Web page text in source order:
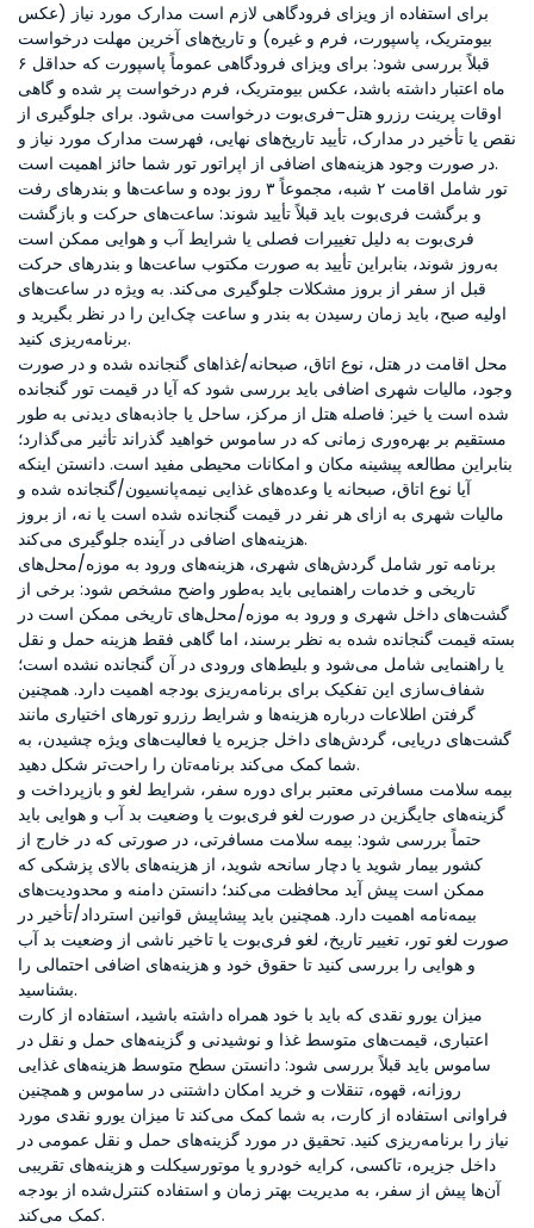
برای استفاده از ویزای فرودگاهی لازم است مدارک مورد نیاز (عکس
بیومتریک، پاسپورت، فرم و غیره) و تاریخ‌های آخرین مهلت درخواست
قبلاً بررسی شود: برای ویزای فرودگاهی عموماً پاسپورت که حداقل ۶
ماه اعتبار داشته باشد، عکس بیومتریک، فرم درخواست پر شده و گاهی
اوقات پرینت رزرو هتل–فری‌بوت درخواست می‌شود. برای جلوگیری از
نقص یا تأخیر در مدارک، تأیید تاریخ‌های نهایی، فهرست مدارک مورد نیاز و
در صورت وجود هزینه‌های اضافی از اپراتور تور شما حائز اهمیت است.
تور شامل اقامت ۲ شبه، مجموعاً ۳ روز بوده و ساعت‌ها و بندرهای رفت
و برگشت فری‌بوت باید قبلاً تأیید شوند: ساعت‌های حرکت و بازگشت
فری‌بوت به دلیل تغییرات فصلی یا شرایط آب و هوایی ممکن است
به‌روز شوند، بنابراین تأیید به صورت مکتوب ساعت‌ها و بندرهای حرکت
قبل از سفر از بروز مشکلات جلوگیری می‌کند. به ویژه در ساعت‌های
اولیه صبح، باید زمان رسیدن به بندر و ساعت چک‌این را در نظر بگیرید و
برنامه‌ریزی کنید.
محل اقامت در هتل، نوع اتاق، صبحانه/غذاهای گنجانده شده و در صورت
وجود، مالیات شهری اضافی باید بررسی شود که آیا در قیمت تور گنجانده
شده است یا خیر: فاصله هتل از مرکز، ساحل یا جاذبه‌های دیدنی به طور
مستقیم بر بهره‌وری زمانی که در ساموس خواهید گذراند تأثیر می‌گذارد؛
بنابراین مطالعه پیشینه مکان و امکانات محیطی مفید است. دانستن اینکه
آیا نوع اتاق، صبحانه یا وعده‌های غذایی نیمه‌پانسیون/گنجانده شده و
مالیات شهری به ازای هر نفر در قیمت گنجانده شده است یا نه، از بروز
هزینه‌های اضافی در آینده جلوگیری می‌کند.
برنامه تور شامل گردش‌های شهری، هزینه‌های ورود به موزه/محل‌های
تاریخی و خدمات راهنمایی باید به‌طور واضح مشخص شود: برخی از
گشت‌های داخل شهری و ورود به موزه/محل‌های تاریخی ممکن است در
بسته قیمت گنجانده شده به نظر برسند، اما گاهی فقط هزینه حمل و نقل
یا راهنمایی شامل می‌شود و بلیط‌های ورودی در آن گنجانده نشده است؛
شفاف‌سازی این تفکیک برای برنامه‌ریزی بودجه اهمیت دارد. همچنین
گرفتن اطلاعات درباره هزینه‌ها و شرایط رزرو تورهای اختیاری مانند
گشت‌های دریایی، گردش‌های داخل جزیره یا فعالیت‌های ویژه چشیدن، به
شما کمک می‌کند برنامه‌تان را راحت‌تر شکل دهید.
بیمه سلامت مسافرتی معتبر برای دوره سفر، شرایط لغو و بازپرداخت و
گزینه‌های جایگزین در صورت لغو فری‌بوت یا وضعیت بد آب و هوایی باید
حتماً بررسی شود: بیمه سلامت مسافرتی، در صورتی که در خارج از
کشور بیمار شوید یا دچار سانحه شوید، از هزینه‌های بالای پزشکی که
ممکن است پیش آید محافظت می‌کند؛ دانستن دامنه و محدودیت‌های
بیمه‌نامه اهمیت دارد. همچنین باید پیشاپیش قوانین استرداد/تأخیر در
صورت لغو تور، تغییر تاریخ، لغو فری‌بوت یا تاخیر ناشی از وضعیت بد آب
و هوایی را بررسی کنید تا حقوق خود و هزینه‌های اضافی احتمالی را
بشناسید.
میزان یورو نقدی که باید با خود همراه داشته باشید، استفاده از کارت
اعتباری، قیمت‌های متوسط غذا و نوشیدنی و گزینه‌های حمل و نقل در
ساموس باید قبلاً بررسی شود: دانستن سطح متوسط هزینه‌های غذایی
روزانه، قهوه، تنقلات و خرید امکان داشتنی در ساموس و همچنین
فراوانی استفاده از کارت، به شما کمک می‌کند تا میزان یورو نقدی مورد
نیاز را برنامه‌ریزی کنید. تحقیق در مورد گزینه‌های حمل و نقل عمومی در
داخل جزیره، تاکسی، کرایه خودرو یا موتورسیکلت و هزینه‌های تقریبی
آن‌ها پیش از سفر، به مدیریت بهتر زمان و استفاده کنترل‌شده از بودجه
کمک می‌کند.